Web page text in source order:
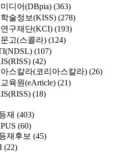
디어(DBpia) (363)
술정보(KISS) (278)
구재단(KCI) (193)
고(스콜라) (124)
(107)
(42)
스칼라(코리아스칼라) (26)
육원(eArticle) (21)
(18)
재 (403)
(60)
재후보 (45)
(22)